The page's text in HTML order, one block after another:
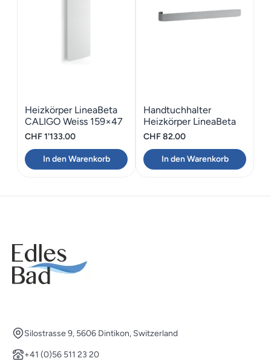
Heizkörper LineaBeta
CALIGO Weiss 159×47
CHF1'133.00
In den Warenkorb
Handtuchhalter
Heizkörper LineaBeta
CALIGO Edelstahl
CHF82.00
In den Warenkorb
Silostrasse 9, 5606 Dintikon, Switzerland
+41 (0)56 511 23 20